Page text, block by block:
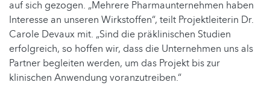
auf sich gezogen. „Mehrere Pharmaunternehmen haben
Interesse an unseren Wirkstoffen“, teilt Projektleiterin Dr.
Carole Devaux mit. „Sind die präklinischen Studien
erfolgreich, so hoffen wir, dass die Unternehmen uns als
Partner begleiten werden, um das Projekt bis zur
klinischen Anwendung voranzutreiben.“